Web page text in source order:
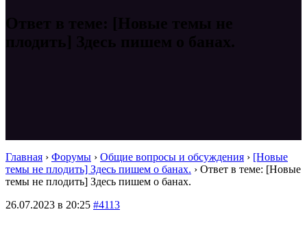
Ответ в теме: [Новые темы не
плодить] Здесь пишем о банах.
Главная › Форумы › Общие вопросы и обсуждения › [Новые
темы не плодить] Здесь пишем о банах. › Ответ в теме: [Новые
темы не плодить] Здесь пишем о банах.
26.07.2023 в 20:25 #4113